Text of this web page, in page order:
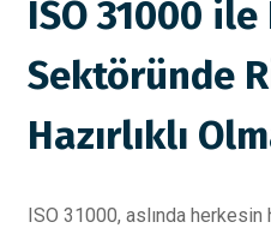
ISO 31000
Sektöründe
Hazırlıklı
ISO 31000, aslında herkesin